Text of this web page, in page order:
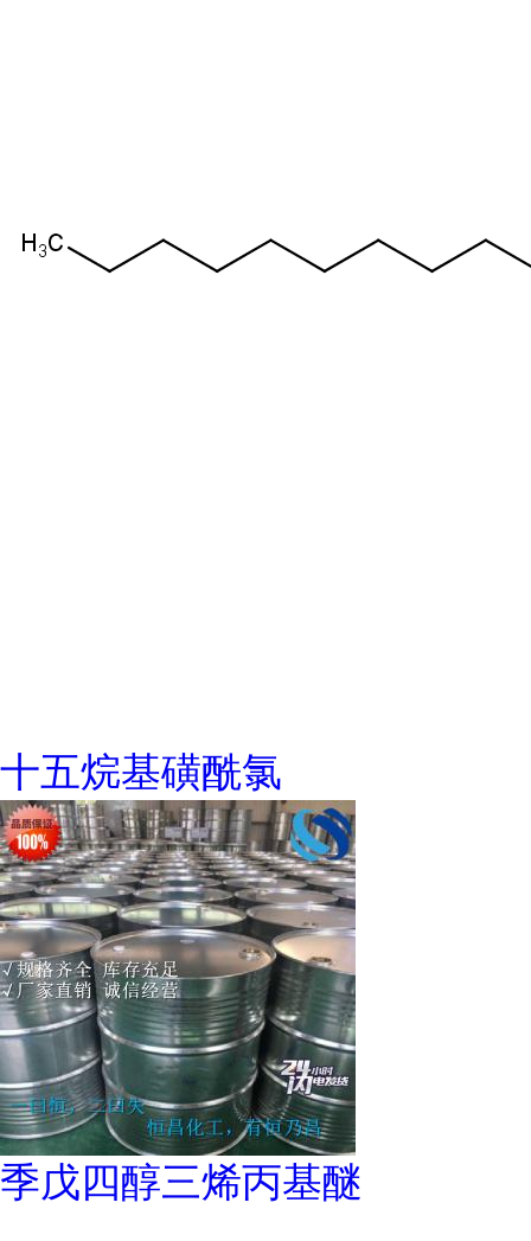
十五烷基磺酰氯
季戊四醇三烯丙基醚